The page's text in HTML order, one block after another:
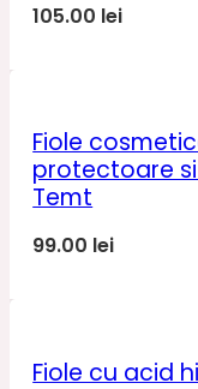
105.00 lei
Fiole
protectoare
Temt
99.00 lei
Fiole cu acid